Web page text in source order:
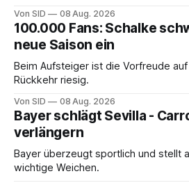
Von SID 08 Aug. 2026
100.000 Fans: Schalke
neue Saison ein
Beim Aufsteiger ist die Vorfreude
Rückkehr riesig.
Von SID 08 Aug. 2026
Bayer schlägt Sevilla -
verlängern
Bayer überzeugt sportlich und stellt
wichtige Weichen.